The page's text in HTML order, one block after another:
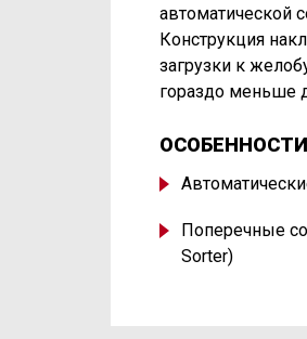
автоматической
Конструкция
загрузки к
гораздо меньше
ОСОБЕННОСТИ
Поперечные
Sorter)